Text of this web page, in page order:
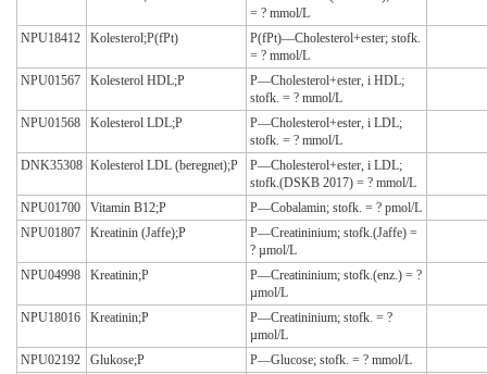
= ? mmol/L
NPU18412
Kolesterol;P(fPt)
P(fPt)—Cholesterol+ester; stofk.
= ? mmol/L
NPU01567
Kolesterol HDL;P
P—Cholesterol+ester, i HDL;
stofk. = ? mmol/L
NPU01568
Kolesterol LDL;P
P—Cholesterol+ester, i LDL;
stofk. = ? mmol/L
DNK35308 Kolesterol LDL (beregnet);P
P—Cholesterol+ester, i LDL;
stofk.(DSKB 2017) = ? mmol/L
NPU01700
Vitamin B12;P
P—Cobalamin; stofk. = ? pmol/L
NPU01807
Kreatinin (Jaffe);P
P—Creatininium; stofk.(Jaffe) =
? µmol/L
NPU04998
Kreatinin;P
P—Creatininium; stofk.(enz.) = ?
µmol/L
NPU18016
Kreatinin;P
P—Creatininium; stofk. = ?
µmol/L
NPU02192
Glukose;P
P—Glucose; stofk. = ? mmol/L